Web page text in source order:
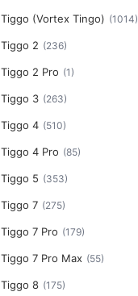
Tiggo (Vortex Tingo) (1014)
Tiggo 2 (236)
Tiggo 2 Pro (1)
Tiggo 3 (263)
Tiggo 4 (510)
Tiggo 4 Pro (85)
Tiggo 5 (353)
Tiggo 7 (275)
Tiggo 7 Pro (179)
Tiggo 7 Pro Max (55)
Tiggo 8 (175)